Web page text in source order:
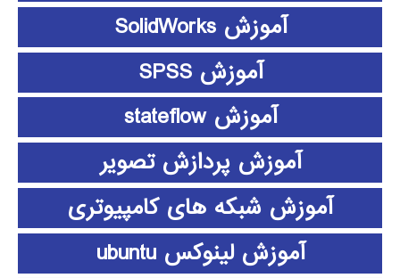
آموزش SolidWorks
آموزش SPSS
آموزش stateflow
آموزش پردازش تصویر
آموزش شبکه های کامپیوتری
آموزش لینوکس ubuntu